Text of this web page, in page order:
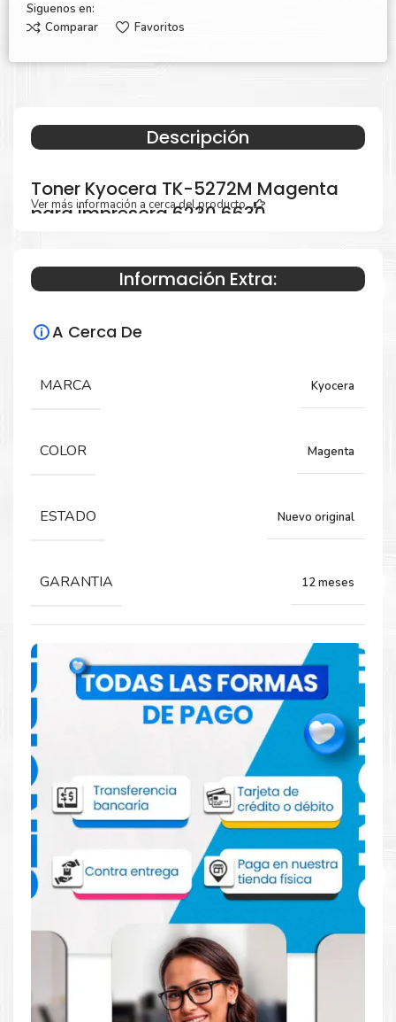
Siguenos en:
Comparar
Favoritos
Descripción
Toner Kyocera TK-5272M Magenta
para impresora 6230 6630
Especificaciones Técnicas
Para impresoras:
P6230cdn, M6630cidn.
Comprar Toner Kyocera TK-5272M
Magenta para impresora 6230 6630
Aprovecha nuestra experiencia y atención para adquirir tus
productos. Tenemos promociones todos los dias. Escríbenos o
visítanos hoy para encontrar la solución perfecta para tu
, como elToner Kyocera TK-5272M
Magenta para impresora 6230 6630.
Ver más información a cerca del producto...
Información Extra:
A Cerca De
MARCA Kyocera
COLOR Magenta
ESTADO Nuevo original
GARANTIA 12 meses